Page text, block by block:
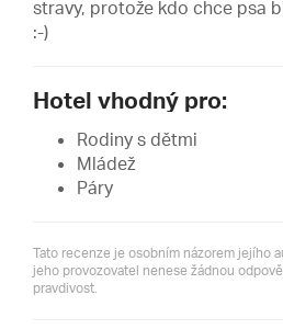
stravy, protože kdo chce psa
:-)
Hotel vhodný pro:
Rodiny s dětmi
Mládež
Páry
Tato recenze je osobním názorem jejího
jeho provozovatel nenese žádnou
pravdivost.